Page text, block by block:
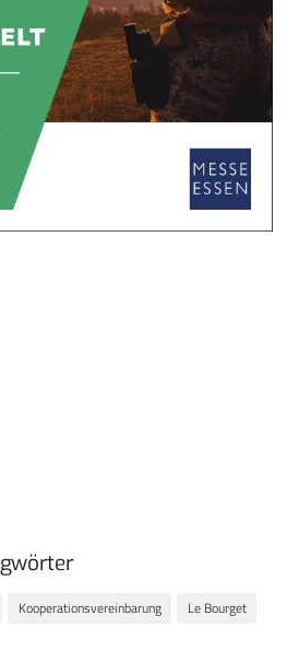
Kooperationsvereinbarung
Le Bourget